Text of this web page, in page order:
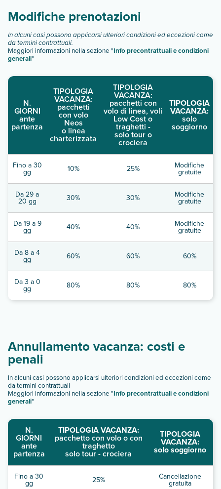
Modifiche prenotazioni
In alcuni casi possono applicarsi ulteriori condizioni ed eccezioni come
da termini contrattuali.
Maggiori informazioni nella sezione "Info precontrattuali e condizioni
generali"
N.
GIORNI
ante
partenza
TIPOLOGIA
VACANZA:
pacchetti
con volo
Neos
o linea
charterizzata
TIPOLOGIA
VACANZA:
pacchetti con
volo di linea, voli
Low Cost o
traghetti -
solo tour o
crociera
TIPOLOGIA
VACANZA:
solo
soggiorno
Fino a 30
gg 10% 25% Modifiche
gratuite
Da 29 a
20 gg 30% 30% Modifiche
gratuite
Da 19 a 9
gg 40% 40% Modifiche
gratuite
Da 8 a 4
gg 60% 60% 60%
Da 3 a 0
gg 80% 80% 80%
Annullamento vacanza: costi e
penali
In alcuni casi possono applicarsi ulteriori condizioni ed eccezioni come
da termini contrattuali
Maggiori informazioni nella sezione "Info precontrattuali e condizioni
generali"
N.
GIORNI
ante
partenza
TIPOLOGIA VACANZA:
pacchetto con volo o con
traghetto
solo tour - crociera
TIPOLOGIA
VACANZA:
solo soggiorno
Fino a 30
gg 25% Cancellazione
gratuita